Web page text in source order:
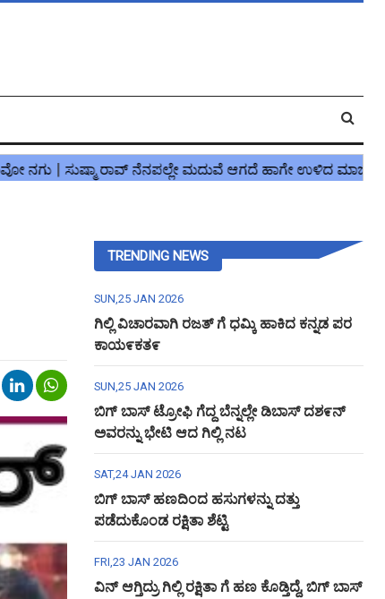
TRENDING NEWS
SUN,25 JAN 2026
ಗಿಲ್ಲಿ ವಿಚಾರವಾಗಿ ರಜತ್ ಗೆ ಧಮ್ಕಿ ಹಾಕಿದ ಕನ್ನಡ ಪರ
ಕಾಯ೯ಕತ೯
SUN,25 JAN 2026
ಬಿಗ್ ಬಾಸ್ ಟ್ರೋಫಿ ಗೆದ್ದ ಬೆನ್ನಲ್ಲೇ ಡಿಬಾಸ್ ದಶ೯ನ್
ಅವರನ್ನು ಭೇಟಿ ಆದ ಗಿಲ್ಲಿ ನಟ
SAT,24 JAN 2026
ಬಿಗ್ ಬಾಸ್ ಹಣದಿಂದ ಹಸುಗಳನ್ನು ದತ್ತು
ಪಡೆದುಕೊಂಡ ರಕ್ಷಿತಾ ಶೆಟ್ಟಿ
FRI,23 JAN 2026
ವಿನ್ ಆಗ್ತಿದ್ರು ಗಿಲ್ಲಿ ರಕ್ಷಿತಾ ಗೆ ಹಣ ಕೊಡ್ತಿದ್ದೆ, ಬಿಗ್ ಬಾಸ್